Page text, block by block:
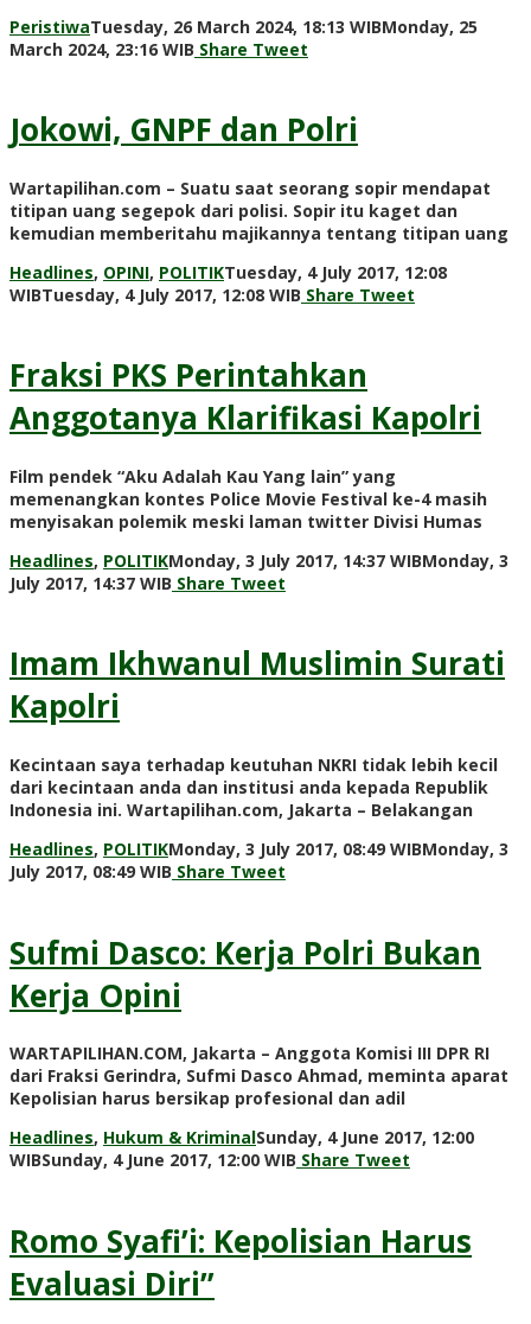
PeristiwaTuesday, 26 March 2024, 18:13 WIBMonday, 25
March 2024, 23:16 WIB by
Share Tweet
Jokowi, GNPF dan Polri
Wartapilihan.com – Suatu saat seorang sopir mendapat
titipan uang segepok dari polisi. Sopir itu kaget dan
kemudian memberitahu majikannya tentang titipan uang
Headlines, OPINI, POLITIKTuesday, 4 July 2017, 12:08
WIBTuesday, 4 July 2017, 12:08 WIB by
Share Tweet
Fraksi PKS Perintahkan
Anggotanya Klarifikasi Kapolri
Film pendek “Aku Adalah Kau Yang lain” yang
memenangkan kontes Police Movie Festival ke-4 masih
menyisakan polemik meski laman twitter Divisi Humas
Headlines, POLITIKMonday, 3 July 2017, 14:37 WIBMonday, 3
July 2017, 14:37 WIB by
Share Tweet
Imam Ikhwanul Muslimin Surati
Kapolri
Kecintaan saya terhadap keutuhan NKRI tidak lebih kecil
dari kecintaan anda dan institusi anda kepada Republik
Indonesia ini. Wartapilihan.com, Jakarta – Belakangan
Headlines, POLITIKMonday, 3 July 2017, 08:49 WIBMonday, 3
July 2017, 08:49 WIB by
Share Tweet
Sufmi Dasco: Kerja Polri Bukan
Kerja Opini
WARTAPILIHAN.COM, Jakarta – Anggota Komisi III DPR RI
dari Fraksi Gerindra, Sufmi Dasco Ahmad, meminta aparat
Kepolisian harus bersikap profesional dan adil
Headlines, Hukum & KriminalSunday, 4 June 2017, 12:00
WIBSunday, 4 June 2017, 12:00 WIB by
Share Tweet
Romo Syafi’i: Kepolisian Harus
Evaluasi Diri”